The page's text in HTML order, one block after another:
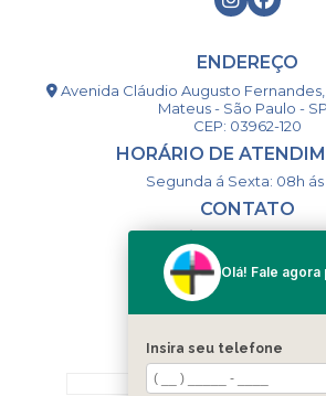
ENDEREÇO
Avenida Cláudio Augusto
Mateus - São Paulo -
CEP: 03962-120
HORÁRIO DE
Segunda á Sexta: 08h ás
CONTATO
(11) 98993-9556
togsm1@gmail.com
MENU
HOME
Olá! Fale agora
Insira seu telefone